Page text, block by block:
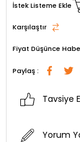
İstek Listeme Ekle
Karşılaştır
Fiyat Düşünce
Paylaş :
Tavsiye
Yorum